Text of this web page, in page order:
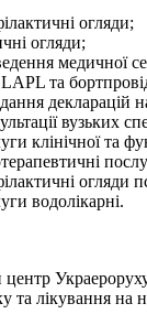
огляди;
огляди;
медичної
та
декларацій
вузьких
клінічної та
огляди
водолікарні.
та лікування на